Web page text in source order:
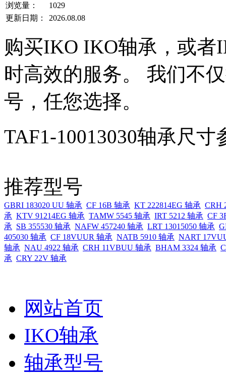
浏览量：
1029
更新日期：
2026.08.08
购买IKO IKO轴承，或者
时高效的服务。 我们不
号，任您选择。
TAF1-10013030轴承尺寸
推荐型号
GBRI 183020 UU 轴承 CF 16B 轴承 KT 222814EG 轴承 CRH
承 KTV 91214EG 轴承 TAMW 5545 轴承 IRT 5212 轴承 CF
承 SB 355530 轴承 NAFW 457240 轴承 LRT 13015050 轴承
405030 轴承 CF 18VUUR 轴承 NATB 5910 轴承 NART
轴承 NAU 4922 轴承 CRH 11VBUU 轴承 BHAM 3324 轴承
承 CRY 22V 轴承
网站首页
IKO轴承
轴承型号